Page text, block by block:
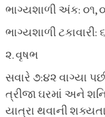
ભાગ્યશાળી અંક: ૦૧,
ભાગ્યશાળી ટકાવારી:
૨. વૃષભ
સવારે ૭:૪૨ વાગ્યા
ત્રીજા ઘરમાં અને
યાત્રા થવાની